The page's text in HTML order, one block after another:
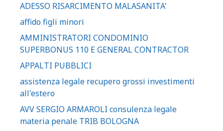
ADESSO RISARCIMENTO MALASANITA'
affido figli minori
AMMINISTRATORI CONDOMINIO
SUPERBONUS 110 E GENERAL CONTRACTOR
APPALTI PUBBLICI
assistenza legale recupero grossi investimenti
all'estero
AVV SERGIO ARMAROLI consulenza legale
materia penale TRIB BOLOGNA